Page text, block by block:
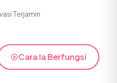
Terjamin
Cara Ia Berfungsi